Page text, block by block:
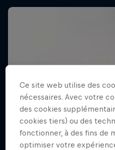
Ce site web utilise des
nécessaires. Avec votre
des cookies
cookies tiers) ou des
fonctionner, à des fins de
optimiser votre